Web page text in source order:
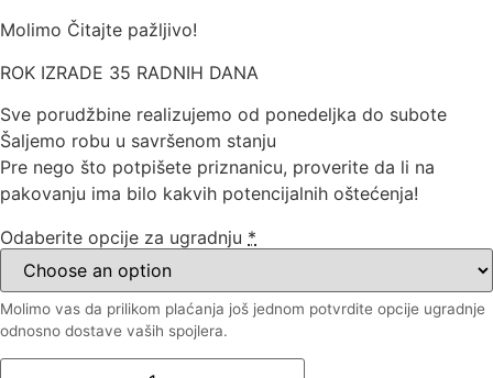
Molimo Čitajte pažljivo!
ROK IZRADE 35 RADNIH DANA
Sve porudžbine realizujemo od ponedeljka do subote
Šaljemo robu u savršenom stanju
Pre nego što potpišete priznanicu, proverite da li na
pakovanju ima bilo kakvih potencijalnih oštećenja!
Odaberite opcije za ugradnju *
Molimo vas da prilikom plaćanja još jednom potvrdite opcije ugradnje
odnosno dostave vaših spojlera.